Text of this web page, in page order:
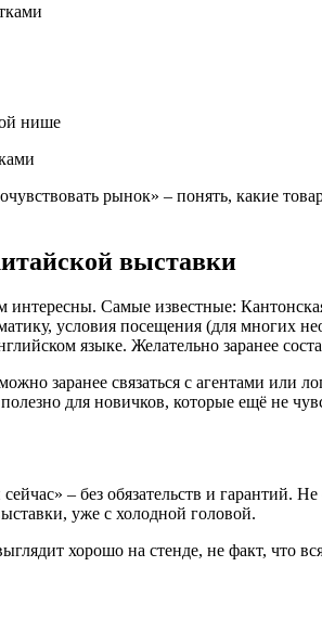
нише
рынок» – понять, какие
выставки
Самые известные:
условия посещения (для многих
языке. Желательно заранее
заранее связаться с агентами или
для новичков, которые ещё не
– без обязательств и гарантий.
уже с холодной головой.
хорошо на стенде, не факт, что